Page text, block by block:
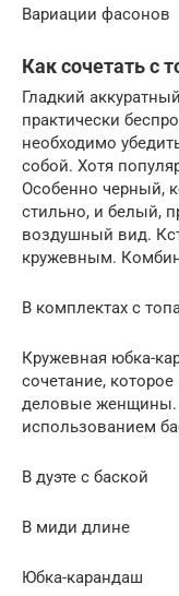
Вариации фасонов
Как сочетать с
Гладкий
практически
необходимо
собой. Хотя
Особенно черный,
стильно, и белый,
воздушный вид.
кружевным.
В комплектах с
Кружевная юбка-
сочетание,
деловые женщины.
использованием
В дуэте с баской
В миди длине
Юбка-карандаш